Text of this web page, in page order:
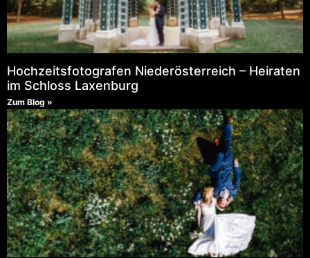
Hochzeitsfotografen Niederösterreich – Heiraten
im Schloss Laxenburg
Zum Blog »